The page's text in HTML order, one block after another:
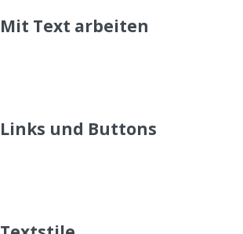
Mit Text arbeiten
Links und Buttons